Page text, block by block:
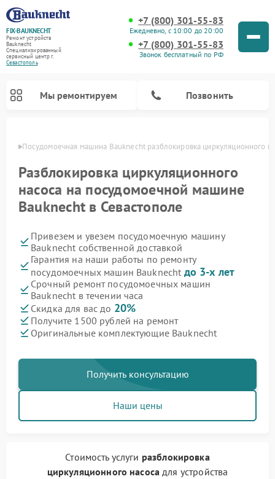
FIX-BAUKNECHT
Ремонт устройств
Bauknecht
Специализированный
cервисный центр г.
Севастополь
+7 (800) 301-55-83
Ежедневно, с 10:00 до 20:00
+7 (800) 301-55-83
Звонок бесплатный по РФ
Мы ремонтируем Позвонить
Посудомоечная машина Bauknecht разблокировка циркуляционного
Разблокировка циркуляционного
насоса на посудомоечной машине
Bauknecht в Севастополе
Привезем и увезем посудомоечную машину
Bauknecht собственной доставкой
Гарантия на наши работы по ремонту
посудомоечных машин Bauknecht до 3-х лет
Срочный ремонт посудомоечных машин
Bauknecht в течении часа
Скидка для вас до 20%
Получите 1500 рублей на ремонт
Оригинальные комплектующие Bauknecht
Получить консультацию
Наши цены
Стоимость услуги разблокировка
циркуляционного насоса для устройства